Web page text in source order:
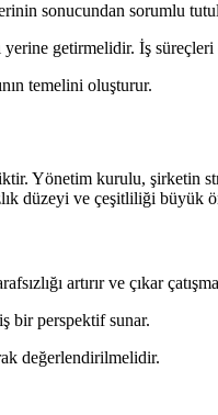
sonucundan sorumlu
getirmelidir. İş
temelini oluşturur.
Yönetim kurulu, şirketin
düzeyi ve çeşitliliği büyük
artırır ve çıkar
bir perspektif sunar.
değerlendirilmelidir.